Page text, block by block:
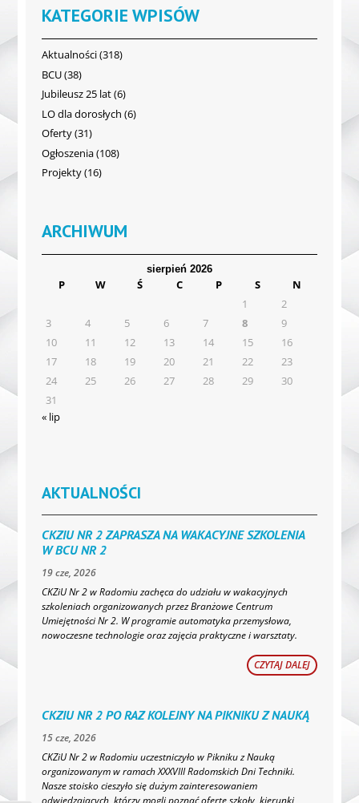
KATEGORIE WPISÓW
Aktualności(318)
BCU(38)
Jubileusz 25 lat(6)
LO dla dorosłych (6)
Oferty(31)
Ogłoszenia(108)
Projekty(16)
ARCHIWUM
sierpień 2026
P W Ś C P S
N
1
2
3
4 5 6 7 8
9
10
11 12 13 14 15
16
17
18 19 20 21 22
23
24
25 26 27 28 29
30
31
« lip
AKTUALNOŚCI
CKZIU NR 2 ZAPRASZA NA WAKACYJNE SZKOLENIA
W BCU NR 2
19 cze, 2026
CKZiU Nr 2 w Radomiu zachęca do udziału w wakacyjnych
szkoleniach organizowanych przez Branżowe Centrum
Umiejętności Nr 2. W programie automatyka przemysłowa,
nowoczesne technologie oraz zajęcia praktyczne i warsztaty.
CZYTAJ DALEJ
CKZIU NR 2 PO RAZ KOLEJNY NA PIKNIKU Z NAUKĄ
15 cze, 2026
CKZiU Nr 2 w Radomiu uczestniczyło w Pikniku z Nauką
organizowanym w ramach XXXVIII Radomskich Dni Techniki.
Nasze stoisko cieszyło się dużym zainteresowaniem